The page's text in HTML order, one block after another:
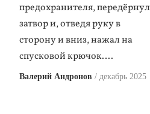
предохранителя, передёрнул
затвор и, отведя руку в
сторону и вниз, нажал на
спусковой крючок….
Валерий Андронов декабрь 2025